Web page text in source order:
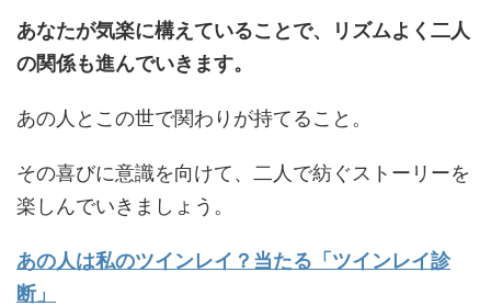
あなたが気楽に構えていることで、リズムよく二人
の関係も進んでいきます。
あの人とこの世で関わりが持てること。
その喜びに意識を向けて、二人で紡ぐストーリーを
楽しんでいきましょう。
あの人は私のツインレイ？当たる「ツインレイ診
断」